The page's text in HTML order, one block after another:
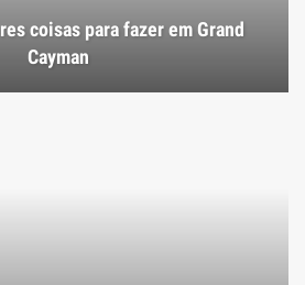
coisas para fazer em Grand
Cayman